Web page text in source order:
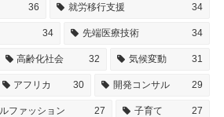
36 就労移行支援 34
34 先端医療技術 34
高齢化社会 32 気候変動 31
アフリカ 30 開発コンサル 29
ファッション 27 子育て 27